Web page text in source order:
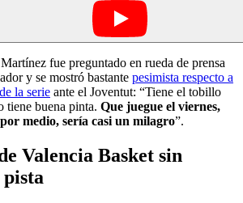
fue preguntado en rueda de prensa
y se mostró bastante pesimista respecto a
la serie ante el Joventut: “Tiene el tobillo
tiene buena pinta. Que juegue el viernes,
medio, sería casi un milagro”.
Valencia Basket sin